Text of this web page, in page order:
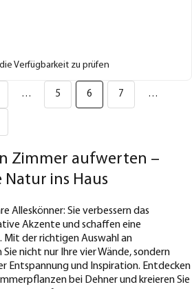
Verfügbarkeit zu prüfen
… 5 6 7 …
Zimmer aufwerten –
Natur ins Haus
Alleskönner: Sie verbessern das
Akzente und schaffen eine
der richtigen Auswahl an
nicht nur Ihre vier Wände, sondern
Entspannung und Inspiration. Entdecken
bei Dehner und kreieren Sie